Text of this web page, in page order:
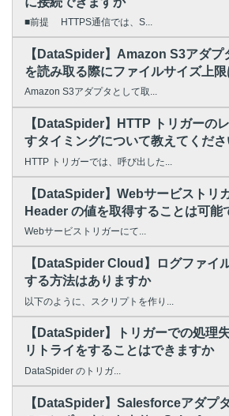
■前提 HTTPS通信では、S...
【DataSpider】Amazon S3アダプ
を読み取る際にファイルサイズ上
Amazon S3アダプタとして取...
【DataSpider】HTTP トリガーの
すタイミングについて教えてくださ
HTTP トリガーでは、呼び出した...
【DataSpider】Webサービストリ
Header の値を取得することは可能
Webサービストリガーにて...
【DataSpider Cloud】ログファイ
する方法はありますか
以下のように、スクリプトを作り...
【DataSpider】トリガーでの処理
リトライをすることはできますか
DataSpider のトリガ...
【DataSpider】Salesforceアダプ